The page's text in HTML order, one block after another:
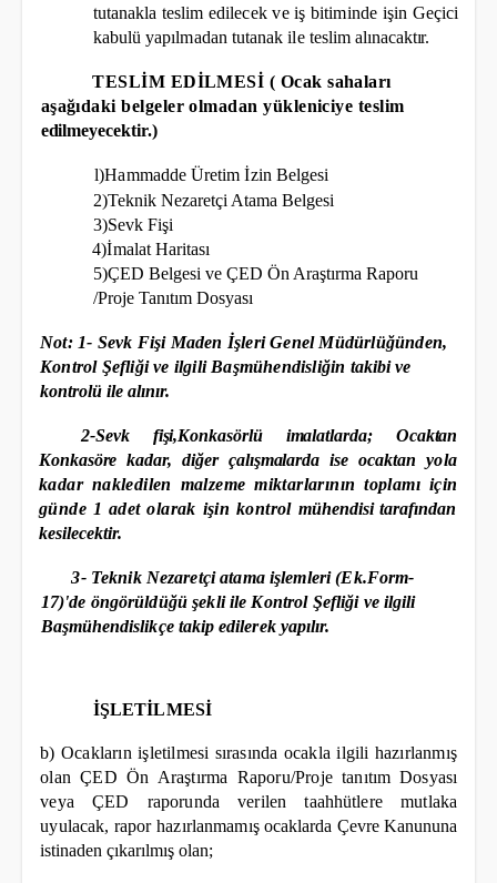
tutanakla teslim edilecek ve iş bitiminde işin Geçici
kabulü yapılmadan tutanak ile teslimalınacaktır.
TESLİM EDİLMESİ ( Ocak sahaları
aşağıdaki belgeler olmadan yükleniciye teslim
edilmeyecektir.)
l)Hammadde Üretim İzin Belgesi
2)Teknik Nezaretçi Atama Belgesi
3)Sevk Fişi
4)İmalat Haritası
5)ÇED Belgesi ve ÇED Ön Araştırma Raporu
/Proje Tanıtım Dosyası
Not: 1- Sevk Fişi Maden İşleri Genel Müdürlüğünden,
Kontrol Şefliği ve ilgili Başmühendisliğin takibi ve
kontrolü ile alınır.
2-Sevk fişi,Konkasörlü imalatlarda; Ocaktan
Konkasöre kadar, diğer çalışmalarda ise ocaktan yola
kadar nakledilen malzeme miktarlarının toplamı için
günde 1 adet olarak işin kontrol mühendisi tarafından
kesilecektir.
3- Teknik Nezaretçi atama işlemleri (Ek.Form-
17)'de öngörüldüğü şekli ile Kontrol Şefliği ve ilgili
Başmühendislikçe takip edilerek yapılır.
İŞLETİLMESİ
b) Ocakların işletilmesi sırasında ocakla ilgili hazırlanmış
olan ÇED Ön Araştırma Raporu/Projetanıtım Dosyası
veya ÇED raporunda verilen taahhütlere mutlaka
uyulacak, rapor hazırlanmamışocaklarda Çevre Kanununa
istinaden çıkarılmış olan;